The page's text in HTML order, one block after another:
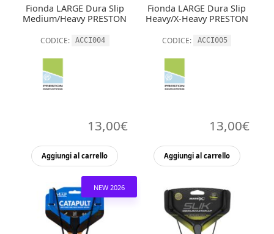
Fionda LARGE Dura Slip
Medium/Heavy PRESTON
CODICE: ACCI004
13,00€
Aggiungi al carrello
Fionda LARGE Dura Slip
Heavy/X-Heavy PRESTON
CODICE: ACCI005
13,00€
Aggiungi al carrello
NEW 2026